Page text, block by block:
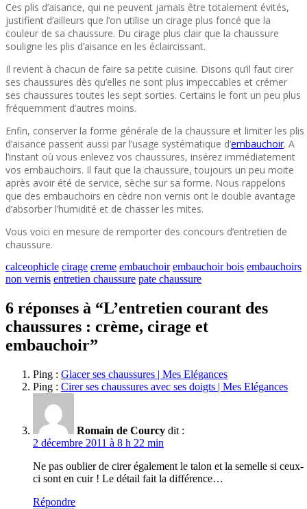
Ces plis d’aisance, qui ne peuvent jamais être totalement évités,
justifient d’ailleurs que l’on utilise un cirage plus foncé que la
couleur de sa chaussure. Du cirage plus clair que la chaussure
souligne les plis d’aisance en les éclaircissant.
Il revient à chacun de faire sa petite cuisine. Disons qu’il faut cirer
ses chaussures dès qu’elles ne sont plus impeccables et crémer
ses chaussures toutes les sept sorties. Certains le font un peu plus
fréquemment d’autres moins.
Enfin, conserver la forme générale de la chaussure et limiter les plis
d’aisance passent aussi par l’usage systématique d’embauchoir. A
l’instant où vous enlevez vos chaussures, insérez immédiatement
vos embauchoirs. Il faut que la chaussure, toujours un peu moite
après avoir été de service, sèche sur sa forme. Nous rappelons
que des embauchoirs en cèdre non vernis ont le double avantage
d’absorber l’humidité et de chasser les mites.
Vous voici en mesure de remporter des concours d’entretien de
chaussure.
calceophicle cirage creme embauchoir embauchoir bois embauchoirs
non vernis entretien chaussure pate chaussure
6 réponses à “L’entretien courant des
chaussures : crème, cirage et
embauchoir”
Ping : Glacer ses chaussures | Mes Elégances
Ping : Cirer ses chaussures avec ses doigts | Mes Elégances
Romain de Courcy dit :
2 décembre 2011 à 8 h 22 min
Ne pas oublier de cirer également le talon et la semelle si ceux-
ci sont en cuir ! Le détail fait la différence…
Répondre